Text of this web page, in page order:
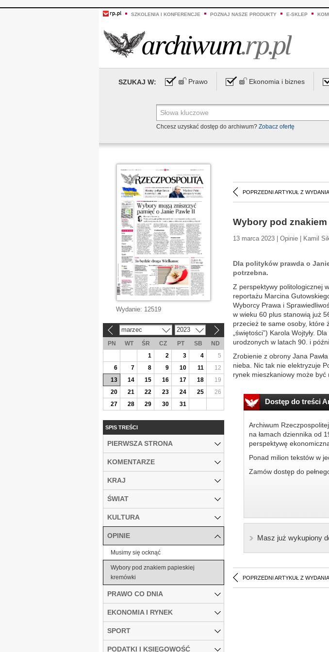
SZKOLENIA I KONFERENCJE POZNAJ NASZE PRODUKTY E-SKLEP
SZUKAJ W: Prawo Ekonomia i biznes
Chcesz uzyskać dostęp do archiwum? Zobacz ofertę
POPRZEDNI ARTYKUŁ Z WYDANIA
Wybory pod
13 marca 2023 | Opinie | Kamil
Dla polityków prawda o
potrzebna.
Z perspektywy politologicznej
reportażu Marcina
Wyborcy Prawa i
w wieku 60 plus stanowią już
przecież te same osoby, które
„świętości”) Karola Wojtyły.
urodzonych w latach 90. i
Zrobienie z obrony Jana
nieba. Nic tak nie elektryzuje
rynek mieszkaniowy może być
Dostęp do treści
Archiwum
na łamach dziennika od
perspektywę
Ponad milion tekstów w
Zamów dostęp do
Masz już wykupiony
POPRZEDNI ARTYKUŁ Z WYDANIA
Wydanie: 12519
marzec 2023
PN WT ŚR CZ PT SB
ND
1
2 3 4
5
6
7 8 9 10 11
12
13
14 15 16 17 18
19
20
21 22 23 24 25
26
27
28 29 30 31
SPIS TREŚCI
PIERWSZA STRONA
KOMENTARZE
KRAJ
ŚWIAT
KULTURA
OPINIE
Musimy się ocknąć
Wybory pod znakiem papieskiej
kremówki
PRAWO CO DNIA
EKONOMIA I RYNEK
SPORT
PODATKI I KSIĘGOWOŚĆ